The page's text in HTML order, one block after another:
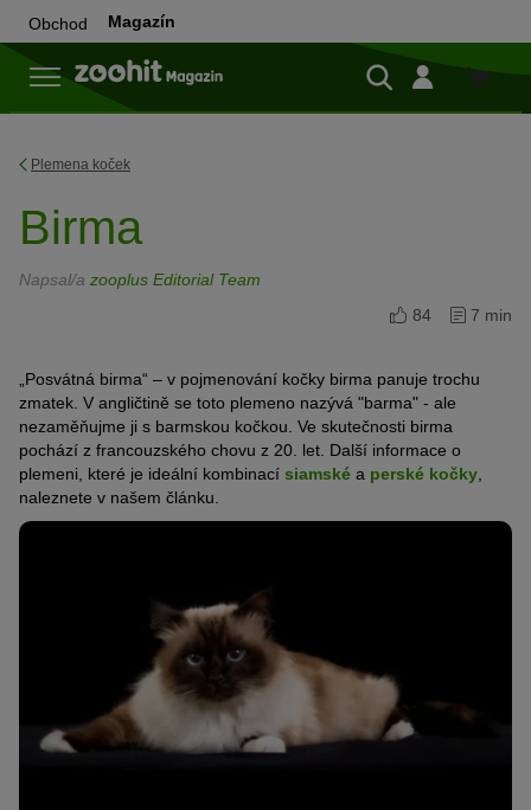
Obchod Magazín
Do
Plemena koček
Birma
Napsal/a zooplus Editorial Team
84
7 min
„Posvátná birma“ – v pojmenování kočky birma panuje trochu
zmatek. V angličtině se toto plemeno nazývá "barma" - ale
nezaměňujme ji s barmskou kočkou. Ve skutečnosti birma
pochází z francouzského chovu z 20. let. Další informace o
plemeni, které je ideální kombinací siamské a perské kočky
naleznete v našem článku.